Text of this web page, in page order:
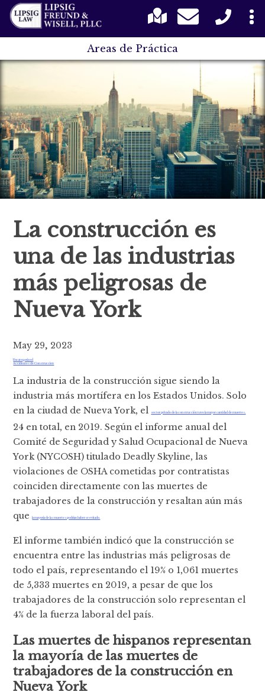
Areas de Práctica
La construcción es
una de las industrias
más peligrosas de
Nueva York
May 29, 2023
Uncategorized
Accidentes de Construccion
La industria de la construcción sigue siendo la
industria más mortífera en los Estados Unidos. Solo
en la ciudad de Nueva York, el
sector privado de la construcción tuvo la mayor cantidad de muertes,
24 en total, en 2019. Según el informe anual del
Comité de Seguridad y Salud Ocupacional de Nueva
York (NYCOSH) titulado Deadly Skyline, las
violaciones de OSHA cometidas por contratistas
coinciden directamente con las muertes de
trabajadores de la construcción y resaltan aún más
quela mayoría de las muertes podrían haberse evitado.
El informe también indicó que la construcción se
encuentra entre las industrias más peligrosas de
todo el país, representando el 19% o 1,061 muertes
de 5,333 muertes en 2019, a pesar de que los
trabajadores de la construcción solo representan el
4% de la fuerza laboral del país.
Las muertes de hispanos representan
la mayoría de las muertes de
trabajadores de la construcción en
Nueva York